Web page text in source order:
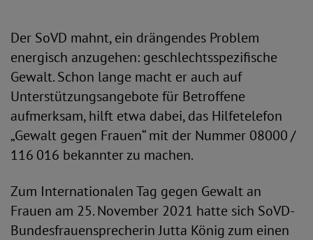
Der SoVD mahnt, ein drängendes Problem
energisch anzugehen: geschlechtsspezifische
Gewalt. Schon lange macht er auch auf
Unterstützungsangebote für Betroffene
aufmerksam, hilft etwa dabei, das Hilfetelefon
„Gewalt gegen Frauen“ mit der Nummer 08000 /
116 016 bekannter zu machen.
Zum Internationalen Tag gegen Gewalt an
Frauen am 25. November 2021 hatte sich SoVD-
Bundesfrauensprecherin Jutta König zum einen